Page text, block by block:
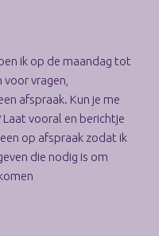
ik op de maandag tot
vragen,
afspraak. Kun je me
vooral en berichtje
op afspraak zodat ik
die nodig is om